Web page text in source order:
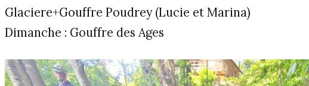
Glaciere+Gouffre Poudrey (Lucie et Marina)
Dimanche : Gouffre des Ages